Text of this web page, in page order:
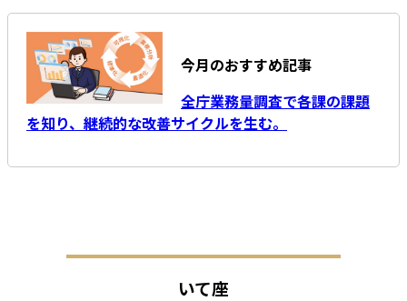
今月のおすすめ記事
全庁業務量調査で各課の課題
を知り、継続的な改善サイクルを生む。
いて座